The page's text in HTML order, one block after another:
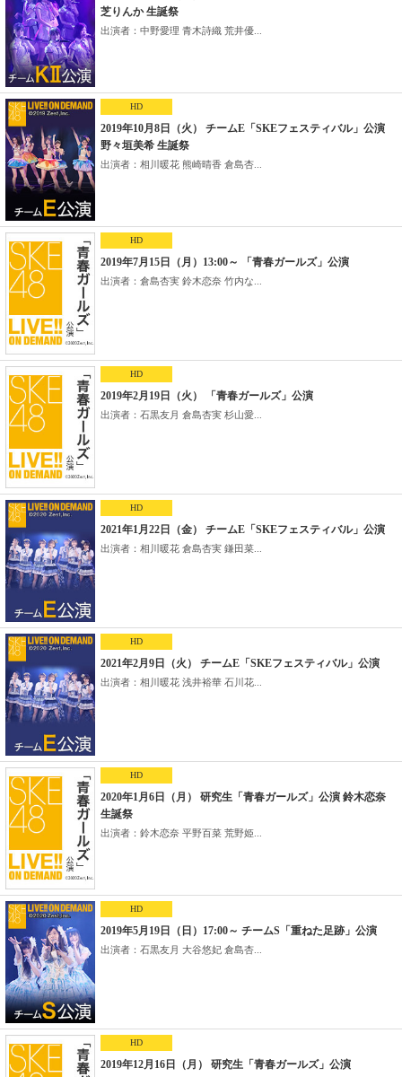
芝りんか 生誕祭
出演者：中野愛理 青木詩織 荒井優...
HD
2019年10月8日（火） チームE「SKEフェスティバル」公演
野々垣美希 生誕祭
出演者：相川暖花 熊崎晴香 倉島杏...
HD
2019年7月15日（月）13:00～ 「青春ガールズ」公演
出演者：倉島杏実 鈴木恋奈 竹内な...
HD
2019年2月19日（火） 「青春ガールズ」公演
出演者：石黒友月 倉島杏実 杉山愛...
HD
2021年1月22日（金） チームE「SKEフェスティバル」公演
出演者：相川暖花 倉島杏実 鎌田菜...
HD
2021年2月9日（火） チームE「SKEフェスティバル」公演
出演者：相川暖花 浅井裕華 石川花...
HD
2020年1月6日（月） 研究生「青春ガールズ」公演 鈴木恋奈
生誕祭
出演者：鈴木恋奈 平野百菜 荒野姫...
HD
2019年5月19日（日）17:00～ チームS「重ねた足跡」公演
出演者：石黒友月 大谷悠妃 倉島杏...
HD
2019年12月16日（月） 研究生「青春ガールズ」公演